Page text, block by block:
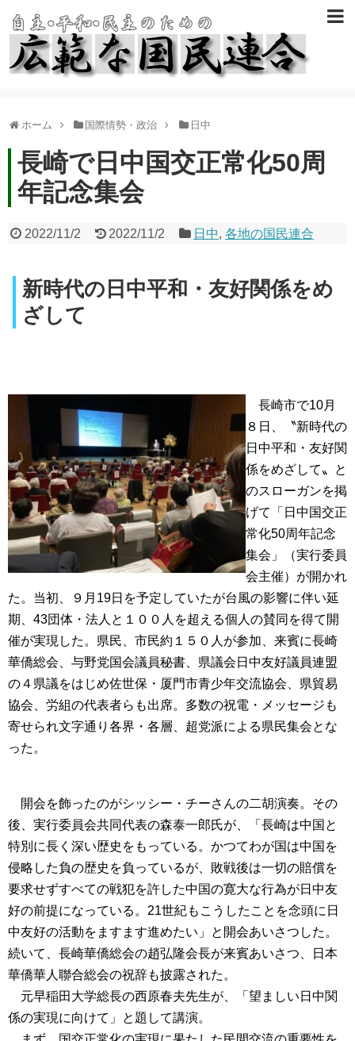
ホーム 国際情勢・政治 日中
長崎で日中国交正常化50周
年記念集会
2022/11/2 2022/11/2 日中,各地の国民連合
新時代の日中平和・友好関係をめ
ざして
長崎市で10月
８日、〝新時代の
日中平和・友好関
係をめざして〟と
のスローガンを掲
げて「日中国交正
常化50周年記念
集会」（実行委員
会主催）が開かれ
た。当初、９月19日を予定していたが台風の影響に伴い延
期、43団体・法人と１００人を超える個人の賛同を得て開
催が実現した。県民、市民約１５０人が参加、来賓に長崎
華僑総会、与野党国会議員秘書、県議会日中友好議員連盟
の４県議をはじめ佐世保・厦門市青少年交流協会、県貿易
協会、労組の代表者らも出席。多数の祝電・メッセージも
寄せられ文字通り各界・各層、超党派による県民集会とな
った。
開会を飾ったのがシッシー・チーさんの二胡演奏。その
後、実行委員会共同代表の森泰一郎氏が、「長崎は中国と
特別に長く深い歴史をもっている。かつてわが国は中国を
侵略した負の歴史を負っているが、敗戦後は一切の賠償を
要求せずすべての戦犯を許した中国の寛大な行為が日中友
好の前提になっている。21世紀もこうしたことを念頭に日
中友好の活動をますます進めたい」と開会あいさつした。
続いて、長崎華僑総会の趙弘隆会長が来賓あいさつ、日本
華僑華人聯合総会の祝辞も披露された。
元早稲田大学総長の西原春夫先生が、「望ましい日中関
係の実現に向けて」と題して講演。